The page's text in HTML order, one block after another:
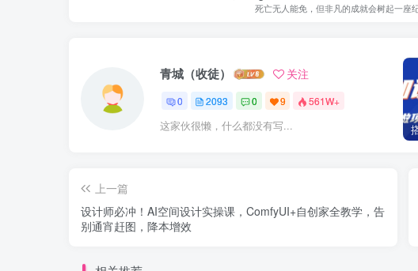
死亡无人能免，但非凡的成就会树起一座
青城（收徒） 关注
0 2093 0 9 561W+
这家伙很懒，什么都没有写...
上一篇
设计师必冲！AI空间设计实操课，ComfyUI+自创家全教学，告
别通宵赶图，降本增效